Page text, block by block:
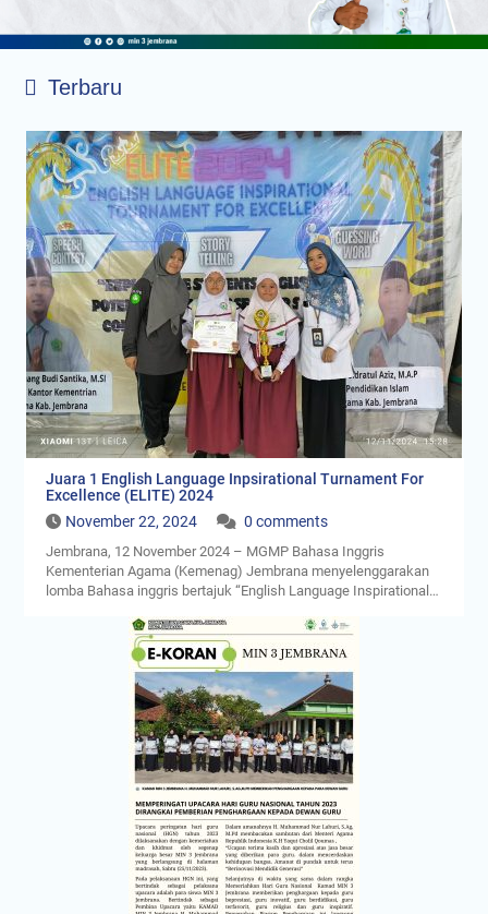
Juara 1 English Language Inpsirational Turnament For
Excellence (ELITE) 2024
November 22, 2024
0 comments
Jembrana, 12 November 2024 – MGMP Bahasa Inggris
Kementerian Agama (Kemenag) Jembrana menyelenggarakan
lomba Bahasa inggris bertajuk “English Language Inspirational…
Pembagian Penghargaan Kepada Guru dan di Serahkan
Langsung oleh Kepala Madrasah H. Muhammad Nur
Lahuri,S.Ag,M.Pd
November 25, 2023
0 comments